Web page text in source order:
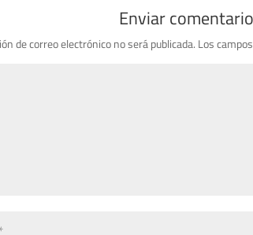
Enviar comentario
de correo electrónico no será publicada. Los